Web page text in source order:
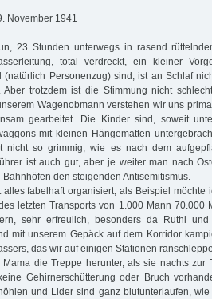
November 1941
23 Stunden unterwegs in rasend
total verdreckt, ein kleiner
(natürlich Personenzug) sind, ist an Schlaf
trotzdem ist die Stimmung nicht
Wagenobmann verstehen wir uns
gearbeitet. Die Kinder sind, soweit
mit kleinen Hängematten
nicht so grimmig, wie es nach dem
ist auch gut, aber je weiter man nach
den steigenden Antisemitismus.
alles fabelhaft organisiert, als Beispiel möchte
letzten Transports von 1.000 Mann 70.000
sehr erfreulich, besonders da Ruthi
mit unserem Gepäck auf dem Korridor
das wir auf einigen Stationen
die Treppe herunter, als sie nachts zur
Gehirnerschütterung oder Bruch
und Lider sind ganz blutunterlaufen,